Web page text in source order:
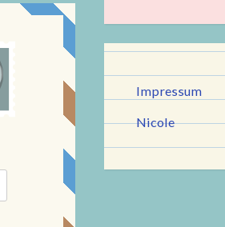
Impressum
Nicole